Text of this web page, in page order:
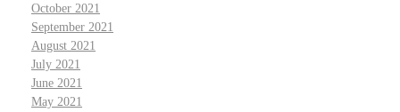
October 2021
September 2021
August 2021
July 2021
June 2021
May 2021